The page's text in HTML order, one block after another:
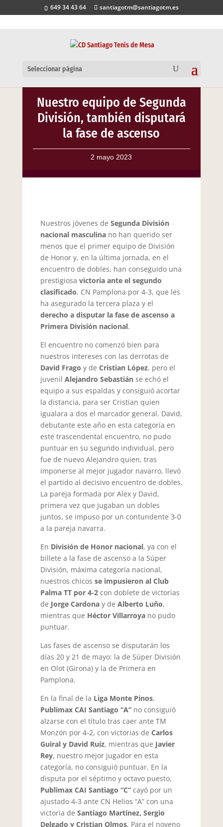
649 34 43 64 santiagotm@santiagotm.es
Seleccionar página
Nuestro equipo de Segunda
División, también disputará
la fase de ascenso
2 mayo 2023
Nuestros jóvenes de Segunda División
nacional masculinano han querido ser
menos que el primer equipo de División
de Honor y, en la última jornada, en el
encuentro de dobles, han conseguido una
prestigiosa victoria ante el segundo
clasificado, CN Pamplona por 4-3, que les
ha asegurado la tercera plaza y el
derecho a disputar la fase de ascenso a
Primera División nacional.
El encuentro no comenzó bien para
nuestros intereses con las derrotas de
David Frago y de Cristian López, pero el
juvenil Alejandro Sebastiánse echó el
equipo a sus espaldas y consiguió acortar
la distancia, para ser Cristian quien
igualara a dos el marcador general. David,
debutante este año en esta categoría en
este trascendental encuentro, no pudo
puntuar en su segundo individual, pero
fue de nuevo Alejandro quien, tras
imponerse al mejor jugador navarro, llevó
el partido al decisivo encuentro de dobles.
La pareja formada por Alex y David,
primera vez que jugaban un dobles
juntos, se impuso por un contundente 3-0
a la pareja navarra.
En División de Honor nacional, ya con el
billete a la fase de ascenso a la Súper
División, máxima categoría nacional,
nuestros chicos se impusieron al Club
Palma TT por 4-2con doblete de victorias
de Jorge Cardonay de Alberto Luño,
mientras que Héctor Villarroyano pudo
puntuar.
Las fases de ascenso se disputarán los
días 20 y 21 de mayo: la de Súper División
en Olot (Girona) y la de Primera en
Pamplona.
En la final de la Liga Monte Pinos,
Publimax CAI Santiago “A”no consiguió
alzarse con el título tras caer ante TM
Monzón por 4-2, con victorias de Carlos
Guiral y David Ruiz, mientras que Javier
Rey, nuestro mejor jugador en esta
categoría, no consiguió puntuar. En la
disputa por el séptimo y octavo puesto,
Publimax CAI Santiago “C”cayó por un
ajustado 4-3 ante CN Helios “A” con una
victoria de Santiago Martínez, Sergio
Delgado y Cristian Olmos. Para el noveno